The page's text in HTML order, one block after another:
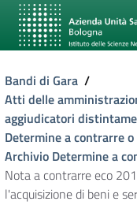
Bandi di Gara /
Atti delle
aggiudicatori
Determine a contrarre
Archivio Determine a
Nota a contrarre eco
l'acquisizione di beni e